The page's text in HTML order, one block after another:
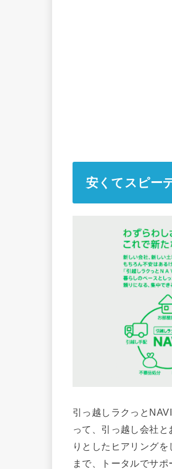
安くてスピー
引っ越しラクっと
って、引っ越し会社
りとしたヒアリング
まで、トータルでサポ